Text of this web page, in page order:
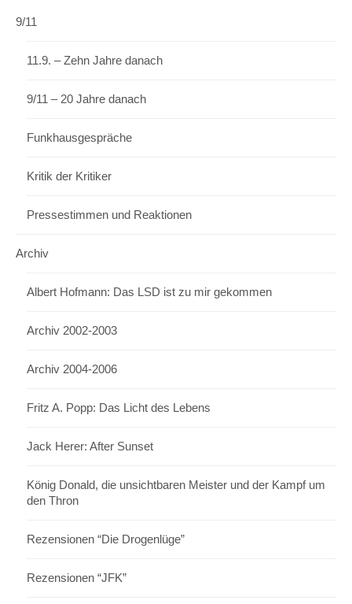
9/11
11.9. – Zehn Jahre danach
9/11 – 20 Jahre danach
Funkhausgespräche
Kritik der Kritiker
Pressestimmen und Reaktionen
Archiv
Albert Hofmann: Das LSD ist zu mir gekommen
Archiv 2002-2003
Archiv 2004-2006
Fritz A. Popp: Das Licht des Lebens
Jack Herer: After Sunset
König Donald, die unsichtbaren Meister und der Kampf um
den Thron
Rezensionen “Die Drogenlüge”
Rezensionen “JFK”